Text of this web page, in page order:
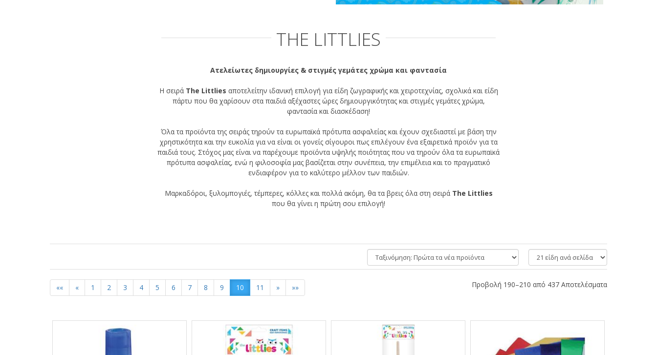
THE LITTLIES
Ατελείωτες δημιουργίες & στιγμές γεμάτες χρώμα και φαντασία
Η σειρά The Littlies αποτελείτην ιδανική επιλογή για είδη ζωγραφικής και χειροτεχνίας, σχολικά και είδη
πάρτυ που θα χαρίσουν στα παιδιά αξέχαστες ώρες δημιουργικότητας και στιγμές γεμάτες χρώμα,
φαντασία και διασκέδαση!
Όλα τα προϊόντα της σειράς τηρούν τα ευρωπαϊκά πρότυπα ασφαλείας και έχουν σχεδιαστεί με βάση την
χρηστικότητα και την ευκολία για να είναι οι γονείς σίγουροι πως επιλέγουν ένα εξαιρετικά προϊόν για τα
παιδιά τους. Στόχος μας είναι να παρέχουμε προϊόντα υψηλής ποιότητας που να τηρούν όλα τα ευρωπαϊκά
πρότυπα ασφαλείας, ενώ η φιλοσοφία μας βασίζεται στην συνέπεια, την επιμέλεια και το πραγματικό
ενδιαφέρον για το καλύτερο μέλλον των παιδιών.
Μαρκαδόροι, ξυλομπογιές, τέμπερες, κόλλες και πολλά ακόμη, θα τα βρεις όλα στη σειρά The Littlies
που θα γίνει η πρώτη σου επιλογή!
είδη
ανά
Ταξινόμηση:
«« « 1 2 3 4 5 6 7 8 9 10 11 » »» Προβολή 190–210 από 437 Αποτελέσματα
Αποτελέσματα